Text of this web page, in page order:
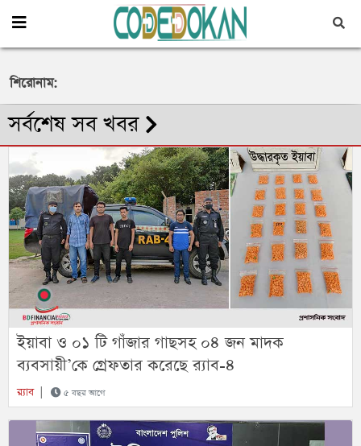
শিরোনাম:
উখিয়া থানা পুলিশের অভিযানে ইয়াবা সহ একজন মাদক
কারবারি গ্রেফতার
সর্বশেষ সব খবর
ইয়াবা ও ০১ টি গাঁজার গাছসহ ০৪ জন মাদক
ব্যবসায়ী’কে গ্রেফতার করেছে র‌্যাব-৪
র‍্যাব| ৫ বছর আগে